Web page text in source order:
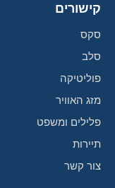
קישורים
סקס
סלב
פוליטיקה
מזג האוויר
פלילים ומשפט
תיירות
צור קשר